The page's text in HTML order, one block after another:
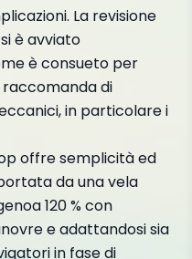
La revisione
è avviato
è consueto per
raccomanda di
in particolare i
offre semplicità ed
da una vela
120 % con
e adattandosi sia
in fase di